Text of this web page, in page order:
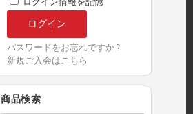
ログイン情報を記憶
パスワードをお忘れですか ?
新規ご入会はこちら
商品検索